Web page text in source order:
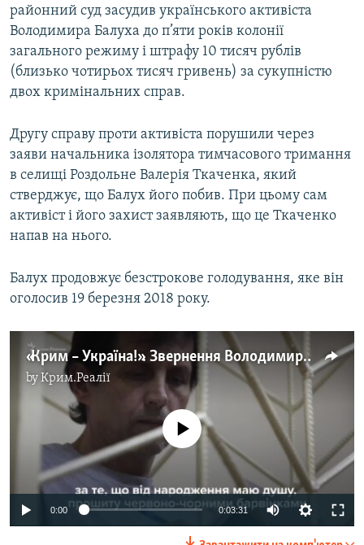
районний суд засудив українського активіста
Володимира Балуха до п’яти років колонії
загального режиму і штрафу 10 тисяч рублів
(близько чотирьох тисяч гривень) за сукупністю
двох кримінальних справ.
Другу справу проти активіста порушили через
заяви начальника ізолятора тимчасового тримання
в селищі Роздольне Валерія Ткаченка, який
стверджує, що Балух його побив. При цьому сам
активіст і його захист заявляють, що це Ткаченко
напав на нього.
Балух продовжує безстрокове голодування, яке він
оголосив 19 березня 2018 року.
«Крим – Україна!». Звернення Володимира Балуха до українців (відео)
byКрим.Реалії
No media source currently available
0:00 0:03:31